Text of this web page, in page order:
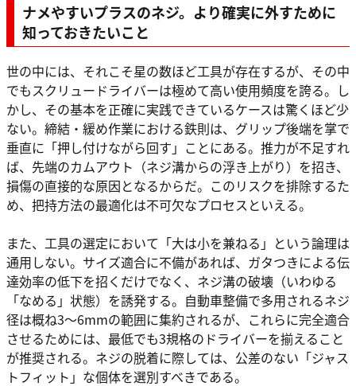
ナメやすいプラスのネジ。より確実に外すために
知っておきたいこと
世の中には、それこそ星の数ほど工具が存在するが、その中
でもスクリュードライバーは極めて高い使用頻度を誇る。し
かし、その基本を正確に実践できているケースは驚くほど少
ない。締結・緩め作業における鉄則は、グリップ後端を掌で
垂直に「押し付けながら回す」ことにある。推力が不足すれ
ば、先端のカムアウト（ネジ溝からの浮き上がり）を招き、
損傷の直接的な原因となるからだ。このリスクを排除するた
め、把持方法の最適化は不可欠なプロセスといえる。
また、工具の選定において「大は小を兼ねる」という論理は
通用しない。サイズ適合に不備があれば、ガタつきによる伝
達効率の低下を招くだけでなく、ネジ溝の破壊（いわゆる
「なめる」状態）を誘発する。自動車整備で多用されるネジ
径は概ね3〜6mmの範囲に集約されるが、これらに完全適合
させるためには、最低でも3規格のドライバーを揃えること
が推奨される。ネジの脱着に際しては、公差のない「ジャス
トフィット」な個体を選別すべきである。